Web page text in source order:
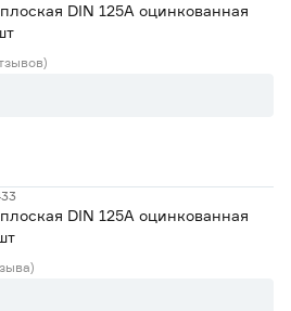
DIN 125А оцинкованная
DIN 125А оцинкованная